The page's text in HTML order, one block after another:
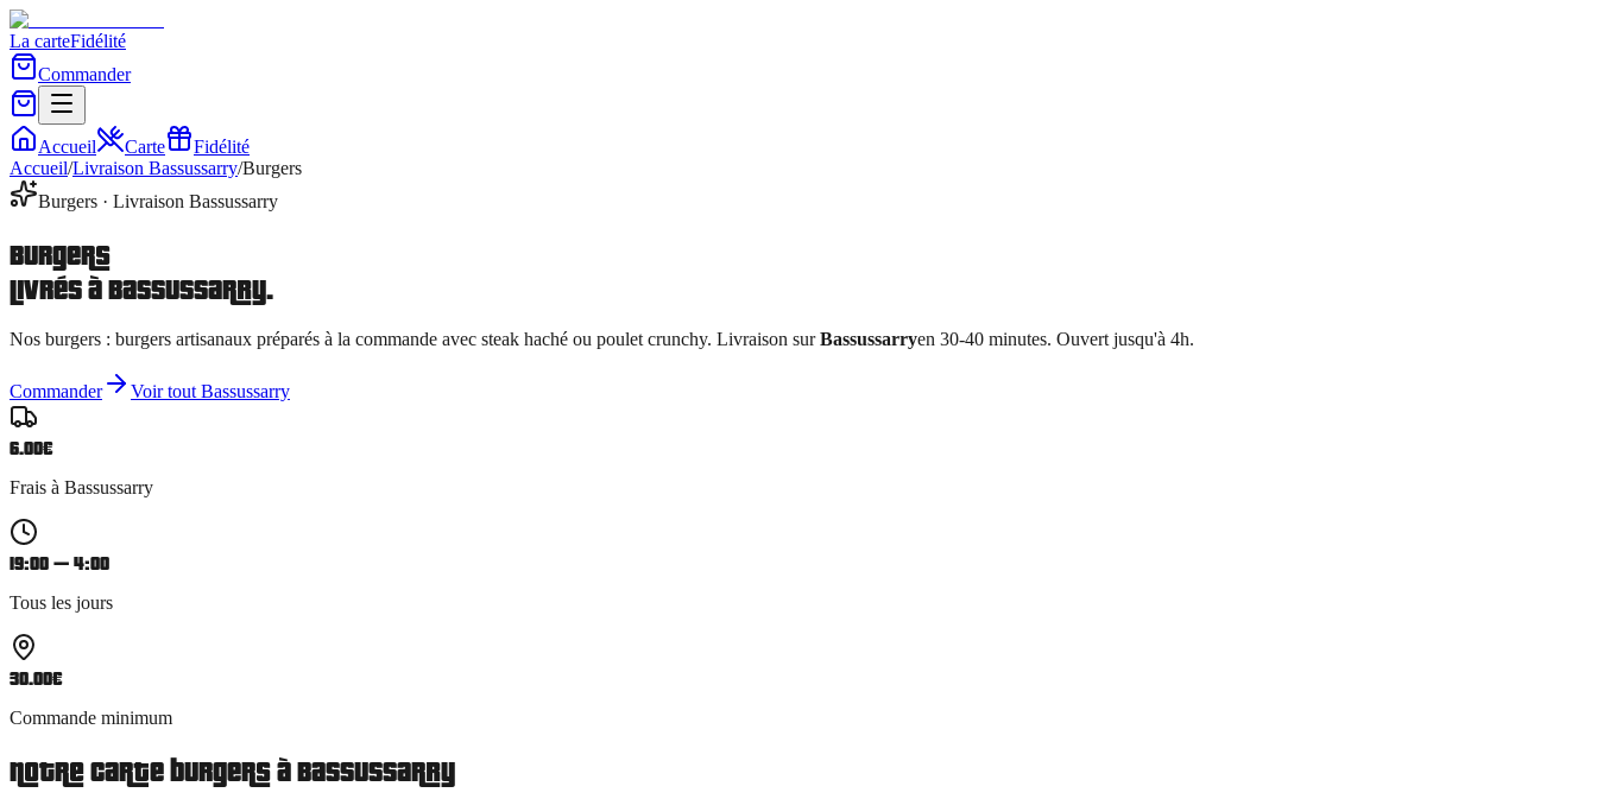
La carteFidélité
Commander
Accueil Carte
Fidélité
Accueil/Livraison Bassussarry/Burgers
Burgers · Livraison Bassussarry
Burgers
livrés àBassussarry.
Nos burgers : burgers artisanaux préparés à la commande avec steak haché ou poulet crunchy. Livraison sur Bassussarryen 30-40 minutes. Ouvert jusqu'à 4h.
Commander Voir tout Bassussarry
6.00€
Frais à Bassussarry
19:00 — 4:00
Tous les jours
30.00€
Commande minimum
Notre carte burgersàBassussarry